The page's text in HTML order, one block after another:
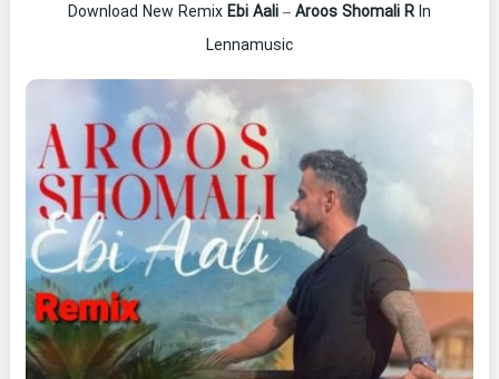
Download New Remix Ebi Aali – Aroos Shomali R In
Lennamusic